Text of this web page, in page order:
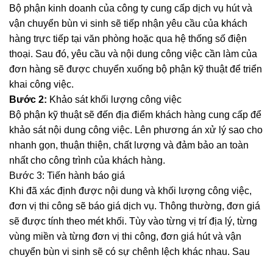
Bộ phận kinh doanh của công ty cung cấp dịch vụ hút và
vận chuyển bùn vi sinh sẽ tiếp nhận yêu cầu của khách
hàng trực tiếp tại văn phòng hoặc qua hệ thống số điện
thoại. Sau đó, yêu cầu và nội dung công việc cần làm của
đơn hàng sẽ được chuyển xuống bộ phận kỹ thuật để triển
khai công việc.
Bước 2: Khảo sát khối lượng công việc
Bộ phận kỹ thuật sẽ đến địa điểm khách hàng cung cấp để
khảo sát nội dung công việc. Lên phương án xử lý sao cho
nhanh gọn, thuận thiện, chất lượng và đảm bảo an toàn
nhất cho công trình của khách hàng.
Bước 3: Tiến hành báo giá
Khi đã xác định được nội dung và khối lượng công việc,
đơn vị thi công sẽ báo giá dịch vụ. Thông thường, đơn giá
sẽ được tính theo mét khối. Tùy vào từng vị trí địa lý, từng
vùng miền và từng đơn vị thi công, đơn giá hút và vận
chuyển bùn vi sinh sẽ có sự chênh lệch khác nhau. Sau